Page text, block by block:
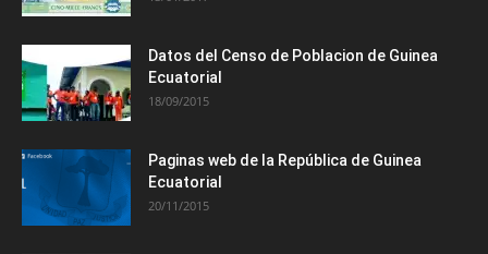
Datos del Censo de Poblacion de Guinea
Ecuatorial
18/09/2015
Paginas web de la República de Guinea
Ecuatorial
20/11/2015